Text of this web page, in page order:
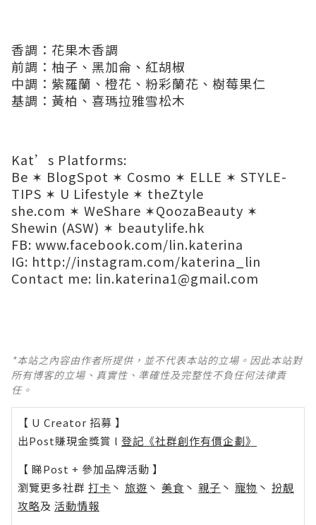
香調：花果木香調
前調：柚子、黑加侖、紅胡椒
中調：紫羅蘭、橙花、粉彩蘭花、樹莓果仁
基調：黃柏、喜瑪拉雅雪松木
Kat’s Platforms:
Be ✶ BlogSpot ✶ Cosmo ✶ ELLE ✶ STYLE-
TIPS ✶ U Lifestyle ✶ theZtyle​
she.com ✶ WeShare ✶QoozaBeauty ✶
Shewin (ASW) ✶ beautylife.hk
FB: www.facebook.com/lin.katerina
IG: http://instagram.com/katerina_lin
Contact me: lin.katerina1@gmail.com
*本站之內容由作者所提供，並不代表本站的立場。因此本站對
所有博客的立場、真實性、準確性及完整性不負任何法律責
任。
【 U Creator 招募 】
出Post賺現金獎賞 l 登記《社群創作有價企劃》
【 睇Post + 參加品牌活動 】
瀏覽更多社群 打卡 丶 旅遊 丶 美食 丶 親子 丶 寵物 丶 扮靚
攻略及 活動情報